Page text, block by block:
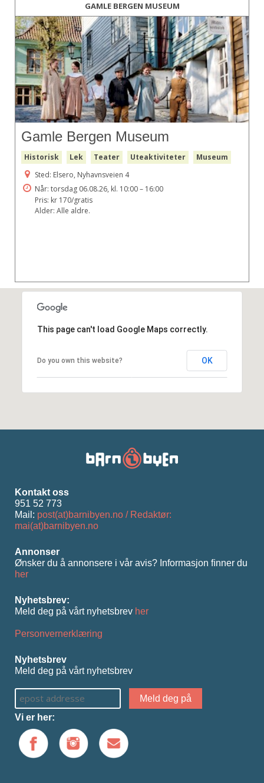
GAMLE BERGEN MUSEUM
Gamle Bergen Museum
Historisk Lek Teater Uteaktiviteter
Museum
Sted: Elsero, Nyhavnsveien 4
Når: torsdag 06.08.26, kl. 10:00 – 16:00
Pris: kr 170/gratis
Alder: Alle aldre.
This page can't load Google Maps correctly.
Do you own this website? OK
Kontakt oss
951 52 773
Mail: post(at)barnibyen.no / Redaktør:
mai(at)barnibyen.no
Annonser
Ønsker du å annonsere i vår avis? Informasjon ﬁnner du
her
Nyhetsbrev:
Meld deg på vårt nyhetsbrev her
Personvernerklæring
Nyhetsbrev
Meld deg på vårt nyhetsbrev
Vi er her: